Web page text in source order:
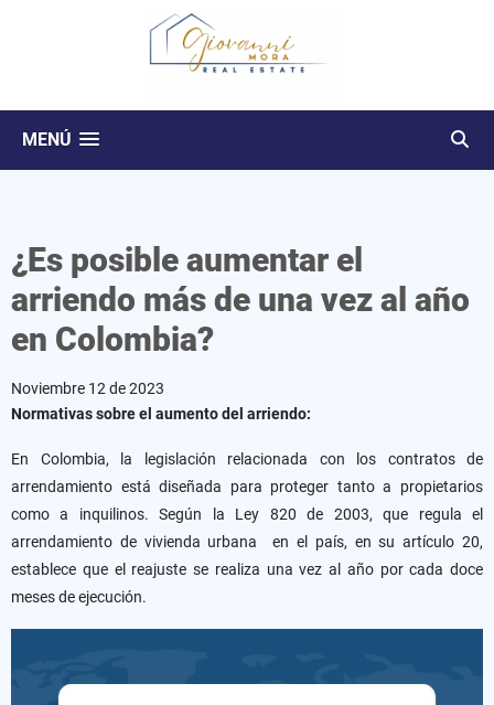
MENÚ
¿Es posible aumentar el
arriendo más de una vez al año
en Colombia?
Noviembre 12 de 2023
Normativas sobre el aumento del arriendo:
En Colombia, la legislación relacionada con los contratos de
arrendamiento está diseñada para proteger tanto a propietarios
como a inquilinos. Según la Ley 820 de 2003, que regula el
arrendamiento de vivienda urbana en el país, en su artículo 20,
establece que el reajuste se realiza una vez al año por cada doce
meses de ejecución.